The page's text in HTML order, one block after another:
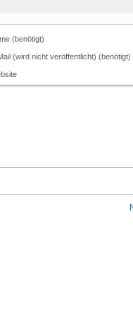
(benötigt)
(wird nicht veröffentlicht) (benötigt)